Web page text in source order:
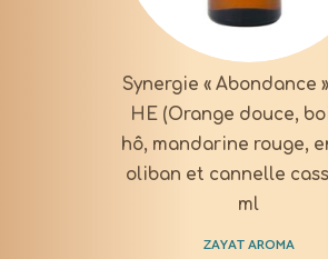
Synergie « Abondance
HE (Orange douce,
hô, mandarine rouge,
oliban et cannelle
ml
ZAYAT AROMA